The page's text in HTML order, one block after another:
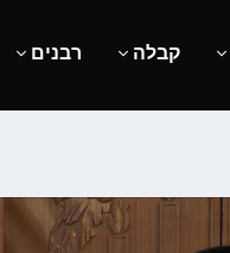
קבלה רבנים